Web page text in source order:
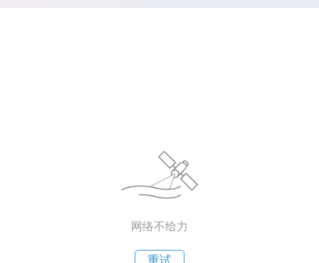
网络不给力
重试